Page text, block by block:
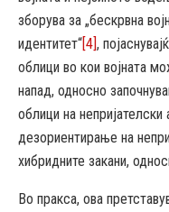
зборува за „бескрвна
идентитет“[4],
облици во кои војната
напад, односно
облици на
дезориентирање на
хибридните закани,
Во пракса, ова